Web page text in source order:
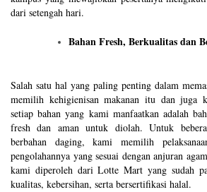
dari setengah hari.
Bahan Fresh, Berkualitas dan
Salah satu hal yang paling penting dalam
memilih kehigienisan makanan itu dan juga
setiap bahan yang kami manfaatkan adalah
fresh dan aman untuk diolah. Untuk
berbahan daging, kami memilih
pengolahannya yang sesuai dengan anjuran
kami diperoleh dari Lotte Mart yang sudah
kualitas, kebersihan, serta bersertifikasi halal.